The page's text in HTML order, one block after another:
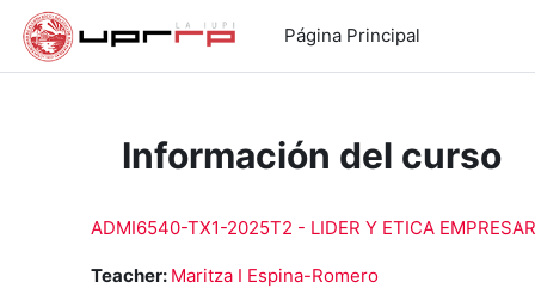
Salta al contenido principal
Página Principal
Información del curso
ADMI6540-TX1-2025T2 - LIDER Y ETICA
Teacher: Maritza I Espina-Romero